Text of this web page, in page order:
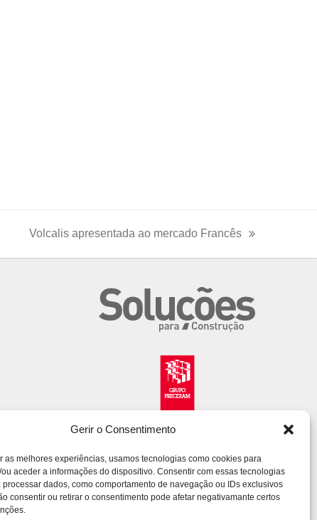
Gerir o Consentimento
as melhores experiências, usamos tecnologias como cookies para
aceder a informações do dispositivo. Consentir com essas tecnologias
processar dados, como comportamento de navegação ou IDs exclusivos
consentir ou retirar o consentimento pode afetar negativamante certos
post:
Volcalis apresentada ao mercado Francês